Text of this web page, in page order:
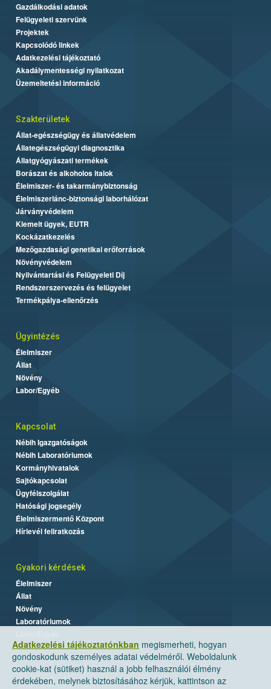
Adatkezelési tájékoztatónkban megismerheti, hogyan
gondoskodunk személyes adatai védelméről. Weboldalunk
cookie-kat (sütiket) használ a jobb felhasználói élmény
érdekében, melynek biztosításához kérjük, kattintson az
Gazdálkodási adatok
Felügyeleti szervünk
Projektek
Kapcsolódó linkek
Adatkezelési tájékoztató
Akadálymentességi nyilatkozat
Üzemeltetési információ
Szakterületek
Állat-egészségügy és állatvédelem
Állategészségügyi diagnosztika
Állatgyógyászati termékek
Borászat és alkoholos italok
Élelmiszer- és takarmánybiztonság
Élelmiszerlánc-biztonsági laborhálózat
Járványvédelem
Kiemelt ügyek, EUTR
Kockázatkezelés
Mezőgazdasági genetikai erőforrások
Növényvédelem
Nyilvántartási és Felügyeleti Díj
Rendszerszervezés és felügyelet
Termékpálya-ellenőrzés
Ügyintézés
Élelmiszer
Állat
Növény
Labor/Egyéb
Kapcsolat
Nébih Igazgatóságok
Nébih Laboratóriumok
Kormányhivatalok
Sajtókapcsolat
Ügyfélszolgálat
Hatósági jogsegély
Élelmiszermentő Központ
Hírlevél feliratkozás
Gyakori kérdések
Élelmiszer
Állat
Növény
Laboratóriumok